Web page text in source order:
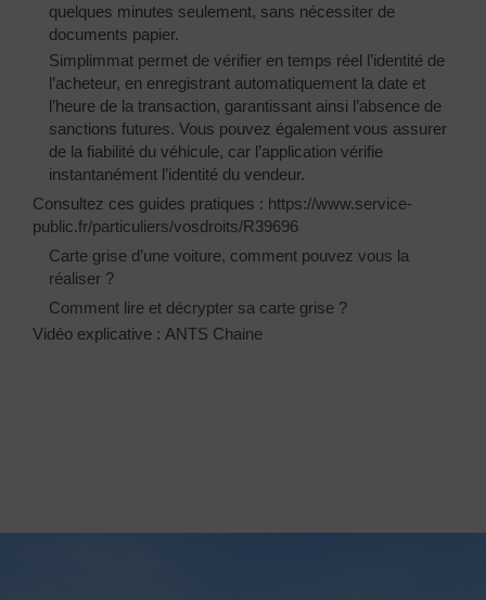
quelques minutes seulement, sans nécessiter de
documents papier.
Simplimmat permet de vérifier en temps réel l’identité de
l’acheteur, en enregistrant automatiquement la date et
l’heure de la transaction, garantissant ainsi l’absence de
sanctions futures. Vous pouvez également vous assurer
de la fiabilité du véhicule, car l’application vérifie
instantanément l’identité du vendeur.
Consultez ces guides pratiques : https://www.service-
public.fr/particuliers/vosdroits/R39696
Carte grise d’une voiture, comment pouvez vous la
réaliser ?
Comment lire et décrypter sa carte grise ?
Vidéo explicative : ANTS Chaine